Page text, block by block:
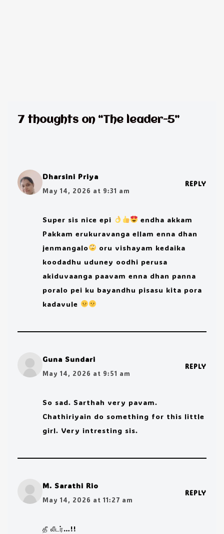
7 thoughts on “The leader-5”
Dharsini Priya
May 14, 2026 at 9:31 am
REPLY
Super sis nice epi
endha akkam
Pakkam erukuravanga ellam enna dhan
jenmangalo
oru vishayam kedaika
koodadhu uduney oodhi perusa
akiduvaanga paavam enna dhan panna
poralo pei ku bayandhu pisasu kita pora
kadavule
Guna Sundari
May 14, 2026 at 9:51 am
REPLY
So sad. Sarthah very pavam.
Chathiriyain do something for this little
girl. Very intresting sis.
M. Sarathi Rio
May 14, 2026 at 11:27 am
REPLY
தீ லீடர்…!!